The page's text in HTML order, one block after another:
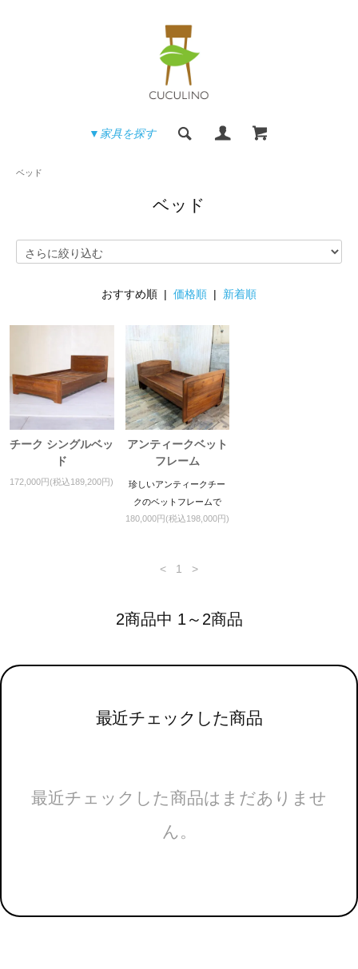
▼家具を探す
ベッド
ベッド
おすすめ順 | 価格順 | 新着順
チーク シングルベッ
ド
172,000円(税込189,200円)
アンティークベット
フレーム
珍しいアンティークチー
クのベットフレームで
す。
180,000円(税込198,000円)
< 1 >
2商品中 1～2商品
最近チェックした商品
最近チェックした商品はまだありませ
ん。